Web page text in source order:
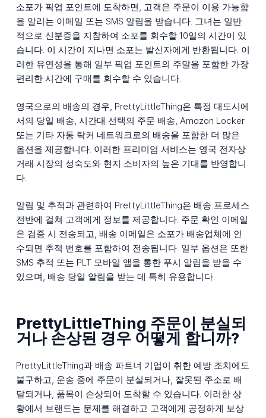
소포가 픽업 포인트에 도착하면, 고객은 주문이 이용 가능함
을 알리는 이메일 또는 SMS 알림을 받습니다. 그녀는 일반
적으로 신분증을 지참하여 소포를 회수할 10일의 시간이 있
습니다. 이 시간이 지나면 소포는 발신자에게 반환됩니다. 이
러한 유연성을 통해 일부 픽업 포인트의 주말을 포함한 가장
편리한 시간에 구매를 회수할 수 있습니다.
영국으로의 배송의 경우, PrettyLittleThing은 특정 대도시에
서의 당일 배송, 시간대 선택의 주문 배송, Amazon Locker
또는 기타 자동 락커 네트워크로의 배송을 포함한 더 많은
옵션을 제공합니다. 이러한 프리미엄 서비스는 영국 전자상
거래 시장의 성숙도와 현지 소비자의 높은 기대를 반영합니
다.
알림 및 추적과 관련하여 PrettyLittleThing은 배송 프로세스
전반에 걸쳐 고객에게 정보를 제공합니다. 주문 확인 이메일
은 검증 시 전송되고, 배송 이메일은 소포가 배송업체에 인
수되면 추적 번호를 포함하여 전송됩니다. 일부 옵션은 또한
SMS 추적 또는 PLT 모바일 앱을 통한 푸시 알림을 받을 수
있으며, 배송 당일 알림을 받는 데 특히 유용합니다.
PrettyLittleThing 주문이 분실되
거나 손상된 경우 어떻게 합니까?
PrettyLittleThing과 배송 파트너 기업이 취한 예방 조치에도
불구하고, 운송 중에 주문이 분실되거나, 잘못된 주소로 배
달되거나, 품목이 손상되어 도착할 수 있습니다. 이러한 상
황에서 브랜드는 문제를 해결하고 고객에게 공정하게 보상